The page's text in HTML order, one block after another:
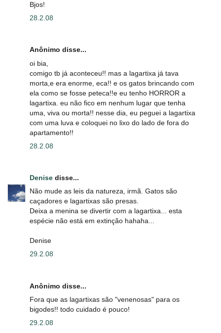
Bjos!
28.2.08
Anônimo disse...
oi bia,
comigo tb já aconteceu!! mas a lagartixa já tava
morta,e era enorme, eca!! e os gatos brincando com
ela como se fosse peteca!!e eu tenho HORROR a
lagartixa. eu não fico em nenhum lugar que tenha
uma, viva ou morta!! nesse dia, eu peguei a lagartixa
com uma luva e coloquei no lixo do lado de fora do
apartamento!!
28.2.08
Denise disse...
Não mude as leis da natureza, irmã. Gatos são
caçadores e lagartixas são presas.
Deixa a menina se divertir com a lagartixa... esta
espécie não está em extinção hahaha...
Denise
29.2.08
Anônimo disse...
Fora que as lagartixas são "venenosas" para os
bigodes!! todo cuidado é pouco!
29.2.08